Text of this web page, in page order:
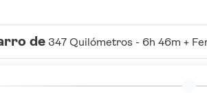
de 347 Quilómetros - 6h 46m +